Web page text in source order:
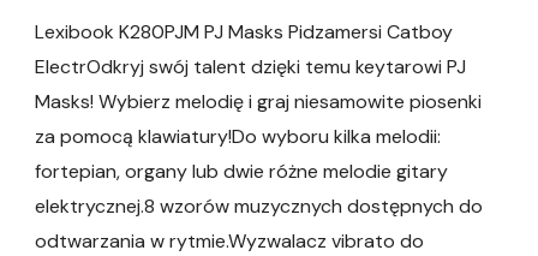
Lexibook K280PJM PJ Masks Pidzamersi Catboy
ElectrOdkryj swój talent dzięki temu keytarowi PJ
Masks! Wybierz melodię i graj niesamowite piosenki
za pomocą klawiatury!Do wyboru kilka melodii:
fortepian, organy lub dwie różne melodie gitary
elektrycznej.8 wzorów muzycznych dostępnych do
odtwarzania w rytmie.Wyzwalacz vibrato do